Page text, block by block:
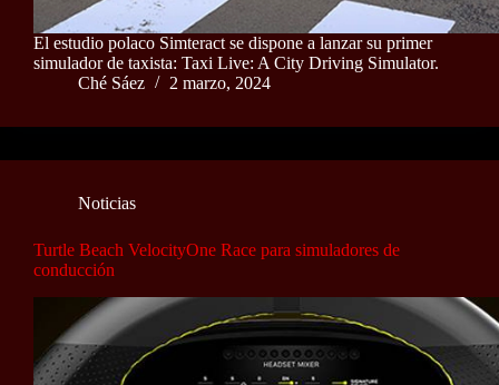
El estudio polaco Simteract se dispone a lanzar su primer
simulador de taxista: Taxi Live: A City Driving Simulator.
Ché Sáez
2 marzo, 2024
Noticias
Turtle Beach VelocityOne Race para simuladores de
conducción